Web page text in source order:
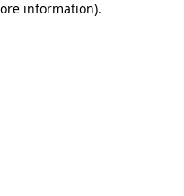
information).